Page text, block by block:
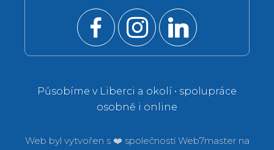
Působíme v Liberci a okolí • spolupráce
osobně i online
Web byl vytvořen s ❤️ společnostíWeb7master na